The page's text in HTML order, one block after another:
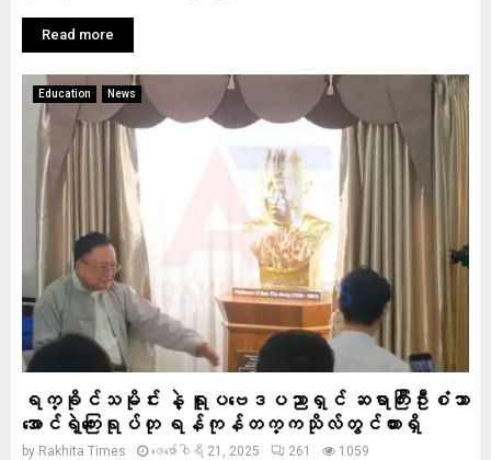
Read more
Education News
ရက္ခိုင်သမိုင်း နဲ့ ရူပဗေဒပညာရှင် ဆရာကြီးဦးစံသာ
အောင်ရဲ့ကြေးရုပ်တု ရန်ကုန်တက္ကသိုလ်တွင်ထားရှိ
by Rakhita Times ဖေ‌ဖော်ဝါရီ 21, 2025 261 1059